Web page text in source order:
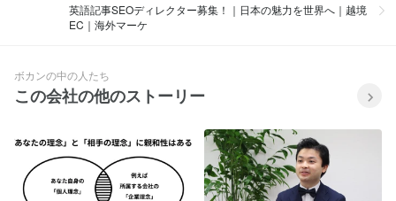
英語記事SEOディレクター募集！｜日本の魅力を世界へ｜越境
EC｜海外マーケ
ボカンの中の人たち
この会社の他のストーリー